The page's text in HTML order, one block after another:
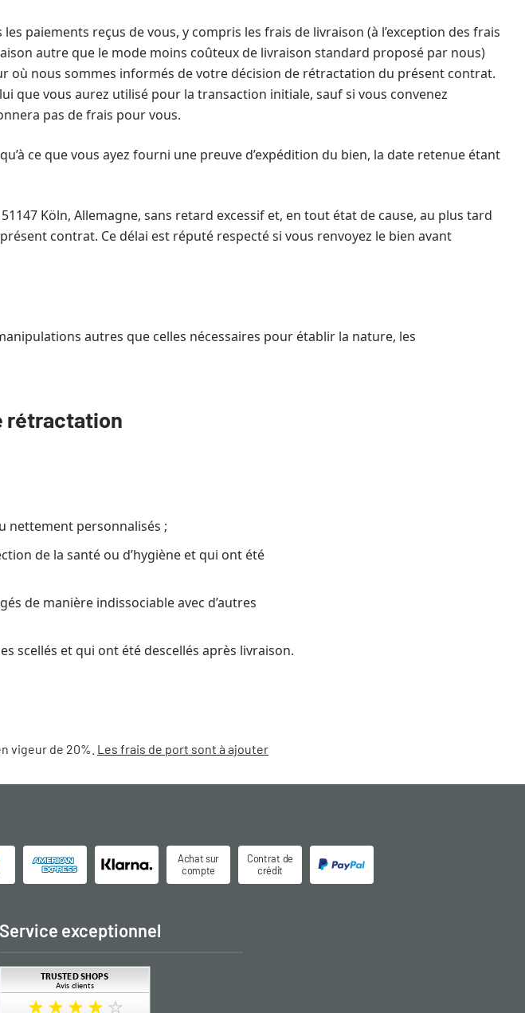
paiements reçus de vous, y compris les frais de livraison (à l’exception des frais
autre que le mode moins coûteux de livraison standard proposé par nous)
nous sommes informés de votre décision de rétractation du présent contrat.
que vous aurez utilisé pour la transaction initiale, sauf si vous convenez
pas de frais pour vous.
ce que vous ayez fourni une preuve d’expédition du bien, la date retenue étant
Köln, Allemagne, sans retard excessif et, en tout état de cause, au plus tard
contrat. Ce délai est réputé respecté si vous renvoyez le bien avant
autres que celles nécessaires pour établir la nature, les
rétractation
nettement personnalisés ;
de la santé ou d’hygiène et qui ont été
de manière indissociable avec d’autres
scellés et qui ont été descellés après livraison.
vigeur de 20%. Les frais de port sont à ajouter
Achat sur
compte
Contrat de
crédit
Service exceptionnel